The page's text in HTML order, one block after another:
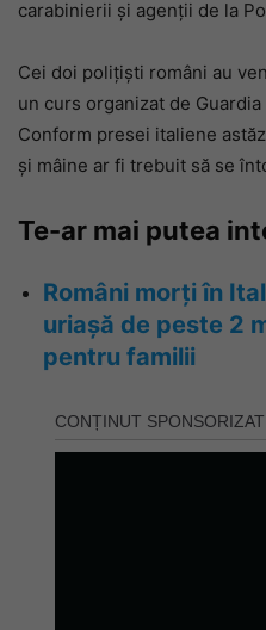
carabinierii și agenții de la
Cei doi polițiști români au
un curs organizat de
Conform presei italiene
și mâine ar fi trebuit să se
Te-ar mai putea
Români morți în
uriașă de peste 2
pentru familii